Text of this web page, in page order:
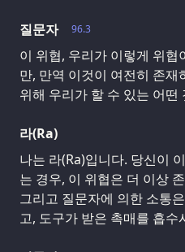
96.3
질문자
이 위협, 우리가 이렇게 위
만, 만역 이것이 여전히 존재
위해 우리가 할 수 있는 어떤
라(Ra)
나는 라(Ra)입니다. 당신이
는 경우, 이 위협은 더 이상
그리고 질문자에 의한 소통
고, 도구가 받은 촉매를 흡수